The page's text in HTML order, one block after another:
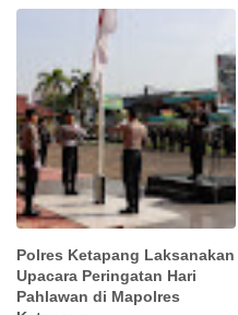
Polres Ketapang Laksanakan
Upacara Peringatan Hari
Pahlawan di Mapolres